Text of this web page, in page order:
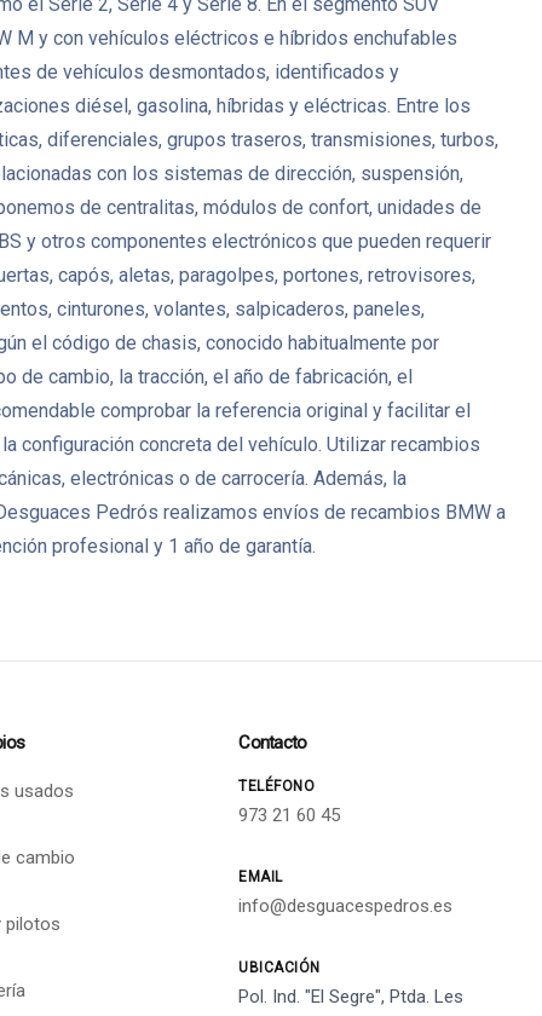
M y con vehículos eléctricos e híbridos enchufables
de vehículos desmontados, identificados y
diésel, gasolina, híbridas y eléctricas. Entre los
diferenciales, grupos traseros, transmisiones, turbos,
con los sistemas de dirección, suspensión,
de centralitas, módulos de confort, unidades de
y otros componentes electrónicos que pueden requerir
capós, aletas, paragolpes, portones, retrovisores,
cinturones, volantes, salpicaderos, paneles,
el código de chasis, conocido habitualmente por
de cambio, la tracción, el año de fabricación, el
comprobar la referencia original y facilitar el
configuración concreta del vehículo. Utilizar recambios
electrónicas o de carrocería. Además, la
Pedrós realizamos envíos de recambios BMW a
profesional y 1 año de garantía.
usados
cambio
pilotos
Contacto
TELÉFONO
973 21 60 45
EMAIL
info@desguacespedros.es
UBICACIÓN
Pol. Ind. "El Segre", Ptda. Les